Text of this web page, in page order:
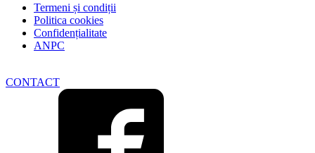
Termeni și condiții
Politica cookies
Confidențialitate
ANPC
CONTACT